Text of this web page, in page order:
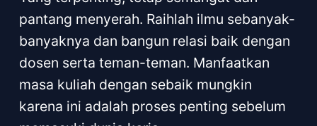
pantang menyerah. Raihlah ilmu sebanyak-
banyaknya dan bangun relasi baik dengan
dosen serta teman-teman. Manfaatkan
masa kuliah dengan sebaik mungkin
karena ini adalah proses penting sebelum